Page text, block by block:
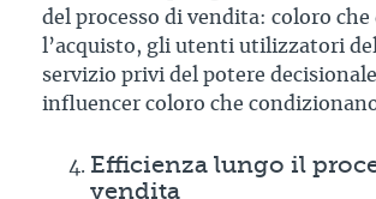
del processo di vendita: coloro che
l’acquisto, gli utenti utilizzatori
servizio privi del potere
influencer coloro che
Efficienza lungo il
vendita